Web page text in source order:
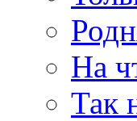
На
Так